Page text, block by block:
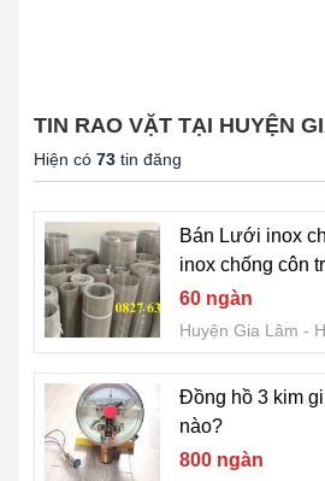
TIN RAO VẶT TẠI HUYỆN
Hiện có 73 tin đăng
Bán Lưới inox
inox chống côn
60 ngàn
Huyện Gia Lâm
Đồng hồ 3 kim
nào?
800 ngàn